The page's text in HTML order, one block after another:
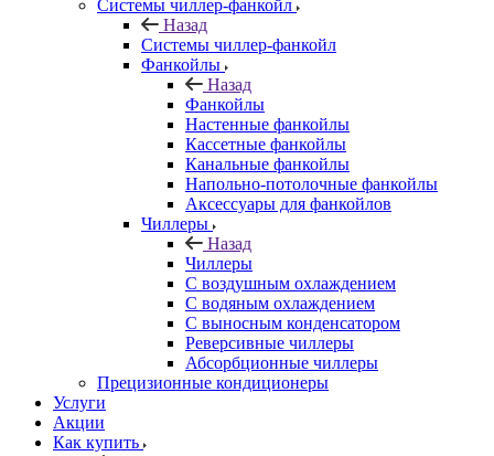
Системы чиллер-фанкойл
Назад
Системы чиллер-фанкойл
Фанкойлы
Назад
Фанкойлы
Настенные фанкойлы
Кассетные фанкойлы
Канальные фанкойлы
Напольно-потолочные фанкойлы
Аксессуары для фанкойлов
Чиллеры
Назад
Чиллеры
С воздушным охлаждением
С водяным охлаждением
С выносным конденсатором
Реверсивные чиллеры
Абсорбционные чиллеры
Прецизионные кондиционеры
Услуги
Акции
Как купить